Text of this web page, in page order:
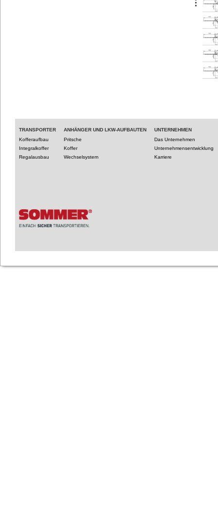
TRANSPORTER
Kofferaufbau
Integralkoffer
Regalausbau
ANHÄNGER UND LKW-AUFBAUTEN
Pritsche
Koffer
Wechselsystem
UNTERNEHMEN
Das Unternehmen
Unternehmensentwicklung
Karriere